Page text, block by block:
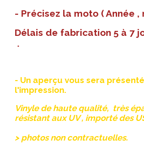
- Précisez la moto ( Année ,
Délais de fabrication 5 à 7
.
- Un aperçu vous sera
l'impression.
Vinyle de haute qualité, très
résistant aux UV , importé des
> photos non contractuelles.